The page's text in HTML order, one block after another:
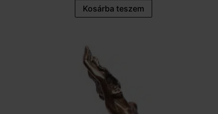
Kosárba teszem